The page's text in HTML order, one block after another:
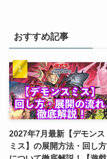
おすすめ記事
2027年7月最新【デモンス
ミス】の展開方法・回し方